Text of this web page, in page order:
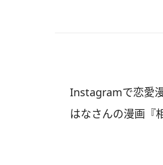
Instagramで恋愛
はなさんの漫画『